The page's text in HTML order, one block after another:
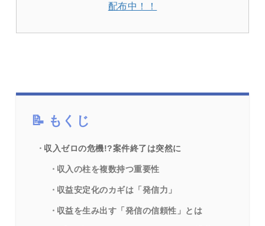
配布中！！
もくじ
収入ゼロの危機!?案件終了は突然に
収入の柱を複数持つ重要性
収益安定化のカギは「発信力」
収益を生み出す「発信の信頼性」とは